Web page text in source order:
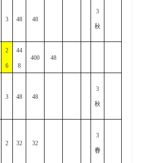
3 48 48
3
秋
2
6
44
8
400 48
3 48 48
3
秋
2 32 32
3
春